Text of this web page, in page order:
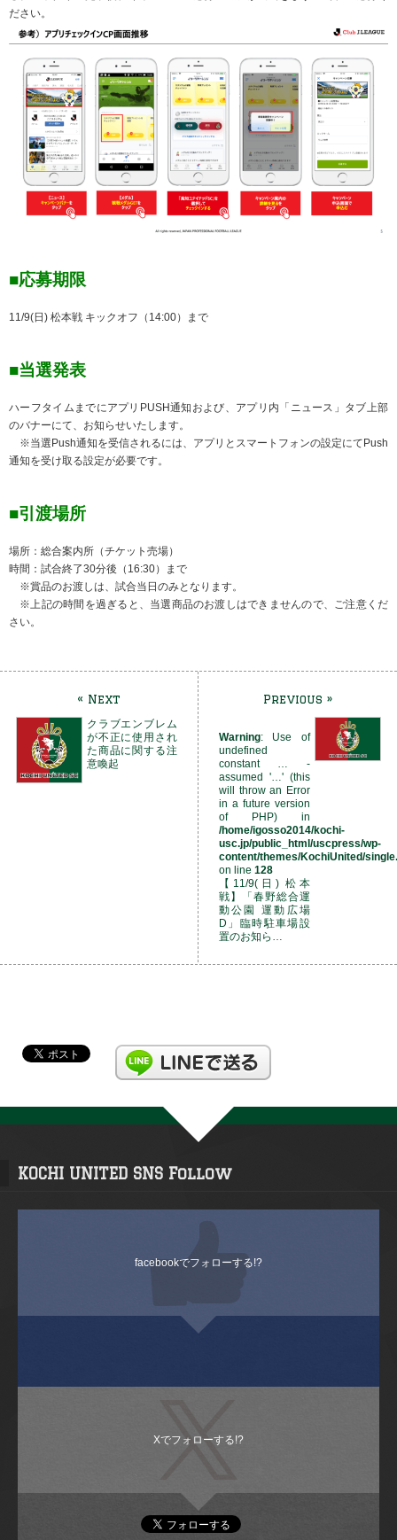
ださい。
■応募期限
11/9(日) 松本戦 キックオフ（14:00）まで
■当選発表
ハーフタイムまでにアプリPUSH通知および、アプリ内「ニュース」タブ上部
のバナーにて、お知らせいたします。
※当選Push通知を受信されるには、アプリとスマートフォンの設定にてPush
通知を受け取る設定が必要です。
■引渡場所
場所：総合案内所（チケット売場）
時間：試合終了30分後（16:30）まで
※賞品のお渡しは、試合当日のみとなります。
※上記の時間を過ぎると、当選商品のお渡しはできませんので、ご注意くだ
さい。
« Next
クラブエンブレム
が不正に使用され
た商品に関する注
意喚起
Previous »
Warning: Use of
undefined
constant … -
assumed '…' (this
will throw an Error
in a future version
of PHP) in
/home/igosso2014/kochi-
usc.jp/public_html/uscpress/wp-
content/themes/KochiUnited/
on line 128
【11/9(日) 松本
戦】「春野総合運
動公園 運動広場
D」臨時駐車場設
置のお知ら…
KOCHI UNITED SNS Follow
facebookでフォローする!?
Xでフォローする!?